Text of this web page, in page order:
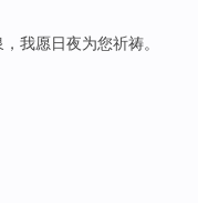
， 我愿日夜为您祈祷。